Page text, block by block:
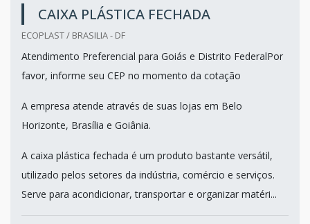
CAIXA PLÁSTICA FECHADA
ECOPLAST / BRASILIA - DF
Atendimento Preferencial para Goiás e Distrito FederalPor
favor, informe seu CEP no momento da cotação
A empresa atende através de suas lojas em Belo
Horizonte, Brasília e Goiânia.
A caixa plástica fechada é um produto bastante versátil,
utilizado pelos setores da indústria, comércio e serviços.
Serve para acondicionar, transportar e organizar matéri...